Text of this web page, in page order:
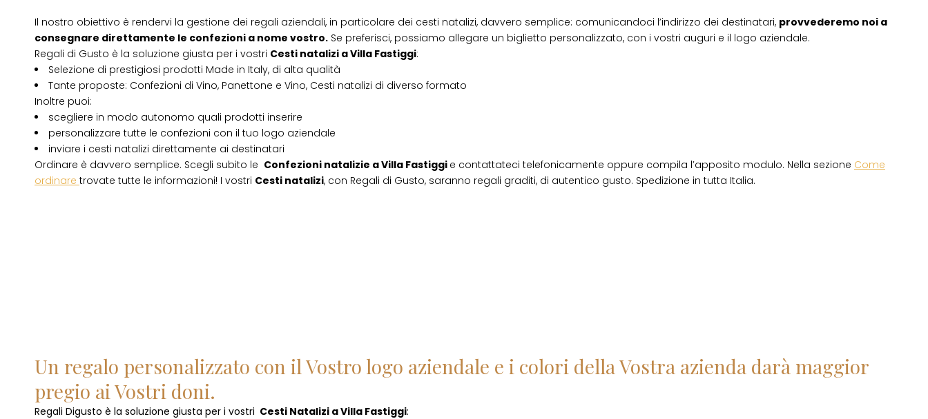
Il nostro obiettivo è rendervi la gestione dei regali aziendali, in particolare dei cesti natalizi, davvero semplice: comunicandoci l’indirizzo dei destinatari, provvederemo noi a
consegnare direttamente le confezioni a nome vostro. Se preferisci, possiamo allegare un biglietto personalizzato, con i vostri auguri e il logo aziendale.
Regali di Gusto è la soluzione giusta per i vostri Cesti natalizi aVilla Fastiggi:
Selezione di prestigiosi prodotti Made in Italy, di alta qualità
Tante proposte: Confezioni di Vino, Panettone e Vino, Cesti natalizi di diverso formato
Inoltre puoi:
scegliere in modo autonomo quali prodotti inserire
personalizzare tutte le confezioni con il tuo logo aziendale
inviare i cesti natalizi direttamente ai destinatari
Ordinare è davvero semplice. Scegli subito le Confezioni natalizie aVilla Fastiggi e contattateci telefonicamente oppure compila l’apposito modulo. Nella sezione Come
ordinare trovate tutte le informazioni! I vostri Cesti natalizi, con Regali di Gusto, saranno regali graditi, di autentico gusto. Spedizione in tutta Italia.
Un regalo personalizzato con il Vostro logo aziendale e i colori della Vostra azienda darà maggior
pregio ai Vostri doni.
Regali Digusto è la soluzione giusta per i vostri Cesti Natalizi aVilla Fastiggi: